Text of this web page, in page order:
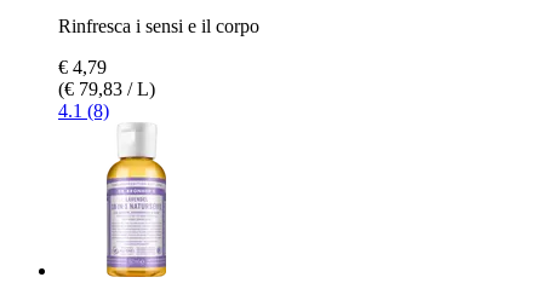
Rinfresca i sensi e il corpo
€ 4,79
(€ 79,83 / L)
4.1 (8)